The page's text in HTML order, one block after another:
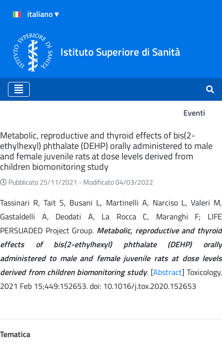
Istituto Superiore di Sanità
Eventi
Eventi
Metabolic, reproductive and thyroid effects of bis(2-
ethylhexyl) phthalate (DEHP) orally administered to male
and female juvenile rats at dose levels derived from
children biomonitoring study
Pubblicato 25/11/2021 - Modificato 04/03/2022
Tassinari R, Tait S, Busani L, Martinelli A, Narciso L, Valeri M,
Gastaldelli A, Deodati A, La Rocca C, Maranghi F; LIFE
PERSUADED Project Group. Metabolic, reproductive and thyroid
effects of bis(2-ethylhexyl) phthalate (DEHP) orally
administered to male and female juvenile rats at dose levels
derived from children biomonitoring study. [Abstract] Toxicology.
2021 Feb 15;449:152653. doi: 10.1016/j.tox.2020.152653
Tematica